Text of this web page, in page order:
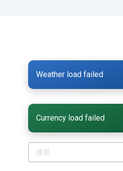
Weather load failed
Currency load failed